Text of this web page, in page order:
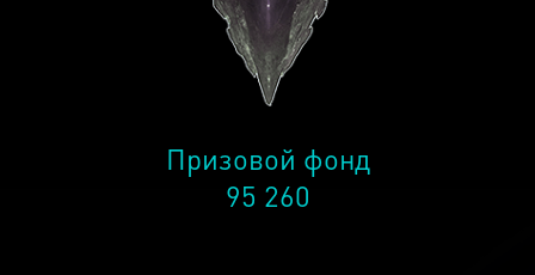
Призовой фонд
95 260